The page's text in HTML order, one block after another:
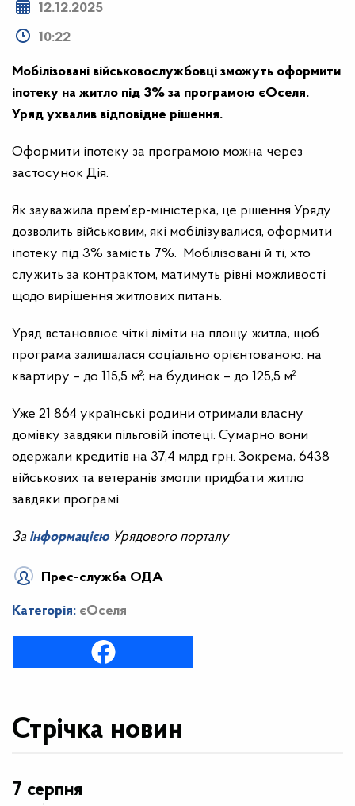
12.12.2025
10:22
Мобілізовані військовослужбовці зможуть оформити
іпотеку на житло під 3% за програмою єОселя.
Уряд ухвалив відповідне рішення.
Оформити іпотеку за програмою можна через
застосунок Дія.
Як зауважила прем’єр-міністерка, це рішення Уряду
дозволить військовим, які мобілізувалися, оформити
іпотеку під 3% замість 7%. Мобілізовані й ті, хто
служить за контрактом, матимуть рівні можливості
щодо вирішення житлових питань.
Уряд встановлює чіткі ліміти на площу житла, щоб
програма залишалася соціально орієнтованою: на
квартиру – до 115,5 м²; на будинок – до 125,5 м².
Уже 21 864 українські родини отримали власну
домівку завдяки пільговій іпотеці. Сумарно вони
одержали кредитів на 37,4 млрд грн. Зокрема, 6438
військових та ветеранів змогли придбати житло
завдяки програмі.
За інформацією Урядового порталу
Прес-служба ОДА
Категорія: єОселя
Стрічка новин
7 серпня